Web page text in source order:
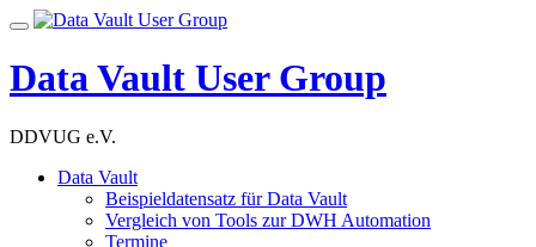
Skip
content
Toggle
Data Vault User Group
DDVUG e.V.
Data Vault
Beispieldatensatz für Data Vault
Vergleich von Tools zur DWH Automation
Termine